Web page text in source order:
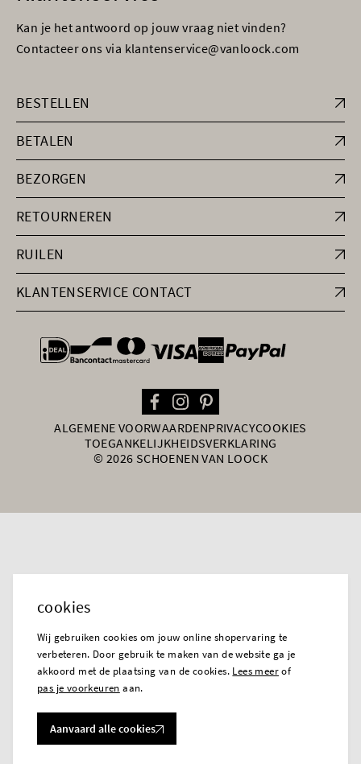
Kan je het antwoord op jouw vraag niet vinden?
Contacteer ons via klantenservice@vanloock.com
BESTELLEN
BETALEN
BEZORGEN
RETOURNEREN
RUILEN
KLANTENSERVICE CONTACT
general.paymentOptions
ALGEMENE VOORWAARDENPRIVACYCOOKIES
TOEGANKELIJKHEIDSVERKLARING
© 2026 SCHOENEN VAN LOOCK
cookies
Wij gebruiken cookies om jouw online shopervaring te
verbeteren. Door gebruik te maken van de website ga je
akkoord met de plaatsing van de cookies. Lees meerof
pas je voorkeuren aan.
Aanvaard alle cookies